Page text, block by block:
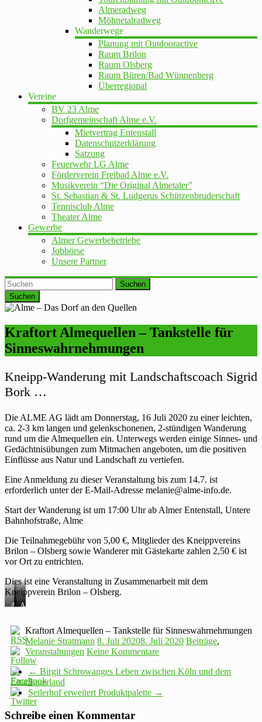
Almeradweg
Möhnetalradweg
Wanderwege
Planung mit Outdooractive
Raum Brilon
Raum Olsberg
Raum Büren/Bad Wünnenberg
Überregional
Vereine
BV 23 Alme
Dorfgemeinschaft Alme e.V.
Mietvertrag Entenstall
Datenschutzerklärung
Satzung
Feuerwehr LG Alme
Förderverein Freibad Alme e.V.
Musikverein “Die Original Almetaler”
St. Sebastian & St. Ludgerus Schützenbruderschaft
Tennisclub Alme
Theater Alme
Gewerbe
Almer Gewerbebetriebe
Jobbörse
Unsere Partner
Suchen
Kraftort Almequellen – Tankstelle für
Sinneswahrnehmungen
Kneipp-Wanderung mit Landschaftscoach Sigrid
Bork …
Die ALME AG lädt am Donnerstag, 16 Juli 2020 zu einer leichten,
ca. 2-3 km langen und gelenkschonenen, 2-stündigen Wanderung
rund um die Almequellen ein. Unterwegs werden einige Sinnes- und
Gedächtnisübungen zum Mitmachen angeboten, um die positiven
Einflüsse aus Natur und Landschaft zu vertiefen.
Eine Anmeldung zu dieser Veranstaltung bis zum 14.7. ist
erforderlich unter der E-Mail-Adresse melanie@alme-info.de.
Start der Wanderung ist um 17:00 Uhr ab Almer Entenstall, Untere
Bahnhofstraße, Alme
Die Teilnahmegebühr von 5,00 €, Mitglieder des Kneippvereins
Brilon – Olsberg sowie Wanderer mit Gästekarte zahlen 2,50 € ist
vor Ort zu entrichten.
Dies ist eine Veranstaltung in Zusammenarbeit mit dem
Kneippverein Brilon – Olsberg.
Achtsamkeitswanderung
Bork
(ALME
AG)
am
16.7.
Achtsamkeitswanderung
Bork
(ALME
AG)
am
16.7.
Achtsamkeitswanderung
Bork
am
16.7.
Kraftort Almequellen – Tankstelle für Sinneswahrnehmungen
Melanie Stratmann 8. Juli 20208. Juli 2020 Beiträge,
Veranstaltungen Keine Kommentare
← Birgit Schrowanges Leben zwischen Köln und dem
Sauerland
Seilerhof erweitert Produktpalette →
Schreibe einen Kommentar